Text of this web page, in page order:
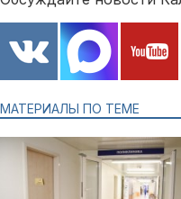
МАТЕРИАЛЫ ПО ТЕМЕ